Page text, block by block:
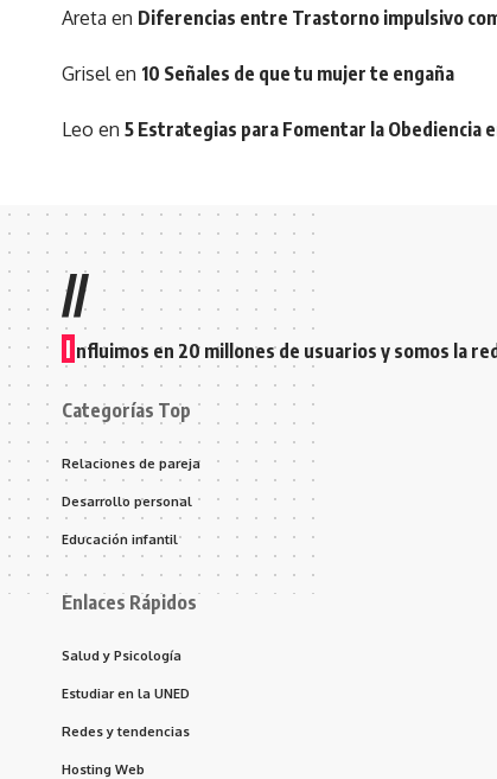
Areta en Diferencias entre Trastorno impulsivo
Griselen 10 Señales de que tu mujer te engaña
Leo en 5 Estrategias para Fomentar la Obediencia
//
I nfluimos en 20 millones de usuarios y somos la
Categorías Top
Relaciones de pareja
Desarrollo personal
Educación infantil
Enlaces Rápidos
Salud y Psicología
Estudiar en la UNED
Redes y tendencias
Hosting Web